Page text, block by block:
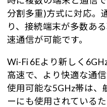
分割多重)方式に対応。
り、接続端末が多数あ
速通信が可能です。
Wi-Fi 6Eより新しく
高速で、より快適な通
使用可能な5GHz帯は、
ーにも使用されている